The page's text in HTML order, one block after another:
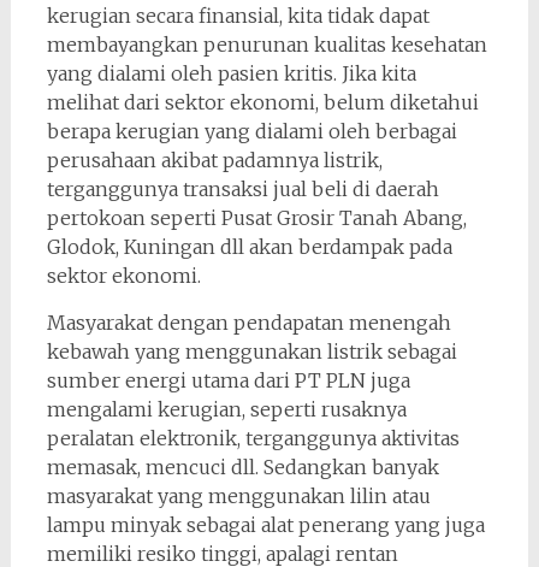
kerugian secara finansial, kita tidak dapat
membayangkan penurunan kualitas kesehatan
yang dialami oleh pasien kritis. Jika kita
melihat dari sektor ekonomi, belum diketahui
berapa kerugian yang dialami oleh berbagai
perusahaan akibat padamnya listrik,
terganggunya transaksi jual beli di daerah
pertokoan seperti Pusat Grosir Tanah Abang,
Glodok, Kuningan dll akan berdampak pada
sektor ekonomi.
Masyarakat dengan pendapatan menengah
kebawah yang menggunakan listrik sebagai
sumber energi utama dari PT PLN juga
mengalami kerugian, seperti rusaknya
peralatan elektronik, terganggunya aktivitas
memasak, mencuci dll. Sedangkan banyak
masyarakat yang menggunakan lilin atau
lampu minyak sebagai alat penerang yang juga
memiliki resiko tinggi, apalagi rentan